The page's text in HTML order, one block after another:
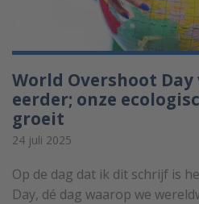
World Overshoot
eerder; onze
groeit
24 juli 2025
Op de dag dat ik dit schrijf is
Day, dé dag waarop we